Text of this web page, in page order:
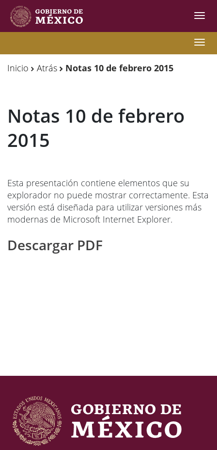
de
Y
Movilidades
de
Y
Movilidades
Inicio Atrás Notas 10 de febrero 2015
Notas 10 de febrero
2015
Esta presentación contiene elementos que su
explorador no puede mostrar correctamente. Esta
versión está diseñada para utilizar versiones más
modernas de Microsoft Internet Explorer.
Descargar PDF